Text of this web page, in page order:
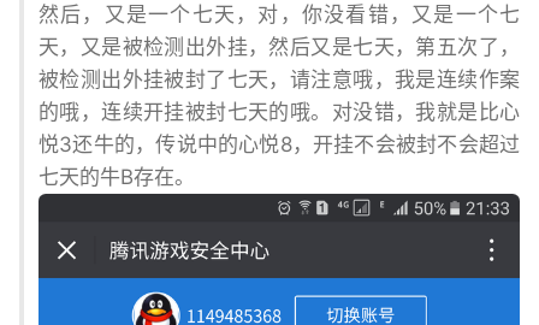
然后，又是一个七天，对，你没看错，又是一个七
天，又是被检测出外挂，然后又是七天，第五次了，
被检测出外挂被封了七天，请注意哦，我是连续作案
的哦，连续开挂被封七天的哦。对没错，我就是比心
悦3还牛的，传说中的心悦8，开挂不会被封不会超过
七天的牛B存在。